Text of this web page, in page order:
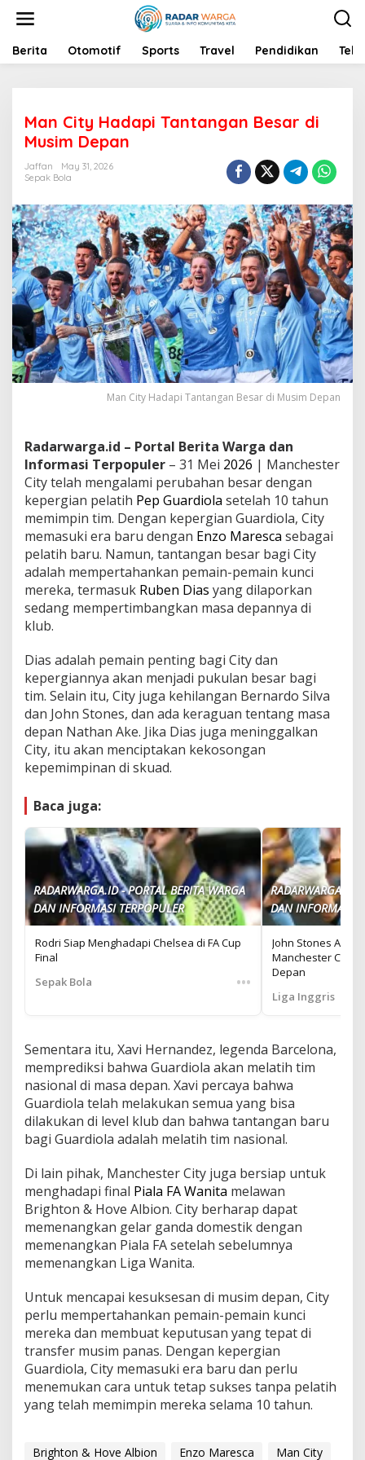
t
Berita Otomotif Sports Travel Pendidikan
Man City Hadapi Tantangan Besar di
Musim Depan
Jaffan
May 31, 2026
Sepak Bola
Man City Hadapi Tantangan Besar di Musim Depan
Radarwarga.id – Portal Berita Warga dan
Informasi Terpopuler – 31 Mei 2026 | Manchester
City telah mengalami perubahan besar dengan
kepergian pelatih Pep Guardiola setelah 10 tahun
memimpin tim. Dengan kepergian Guardiola, City
memasuki era baru dengan Enzo Maresca sebagai
pelatih baru. Namun, tantangan besar bagi City
adalah mempertahankan pemain-pemain kunci
mereka, termasuk Ruben Dias yang dilaporkan
sedang mempertimbangkan masa depannya di
klub.
Dias adalah pemain penting bagi City dan
kepergiannya akan menjadi pukulan besar bagi
tim. Selain itu, City juga kehilangan Bernardo Silva
dan John Stones, dan ada keraguan tentang masa
depan Nathan Ake. Jika Dias juga meninggalkan
City, itu akan menciptakan kekosongan
kepemimpinan di skuad.
Baca juga:
RADARWARGA.ID - PORTAL BERITA WARGA
DAN INFORMASI TERPOPULER
Rodri Siap Menghadapi Chelsea di FA Cup
Final
Sepak Bola
•••
RADARWARGA.ID
DAN INFORMASI
John Stones
Manchester City:
Depan
Liga Inggris
Sementara itu, Xavi Hernandez, legenda Barcelona,
memprediksi bahwa Guardiola akan melatih tim
nasional di masa depan. Xavi percaya bahwa
Guardiola telah melakukan semua yang bisa
dilakukan di level klub dan bahwa tantangan baru
bagi Guardiola adalah melatih tim nasional.
Di lain pihak, Manchester City juga bersiap untuk
menghadapi final Piala FA Wanita melawan
Brighton & Hove Albion. City berharap dapat
memenangkan gelar ganda domestik dengan
memenangkan Piala FA setelah sebelumnya
memenangkan Liga Wanita.
Untuk mencapai kesuksesan di musim depan, City
perlu mempertahankan pemain-pemain kunci
mereka dan membuat keputusan yang tepat di
transfer musim panas. Dengan kepergian
Guardiola, City memasuki era baru dan perlu
menemukan cara untuk tetap sukses tanpa pelatih
yang telah memimpin mereka selama 10 tahun.
Brighton & Hove Albion Enzo Maresca Man City